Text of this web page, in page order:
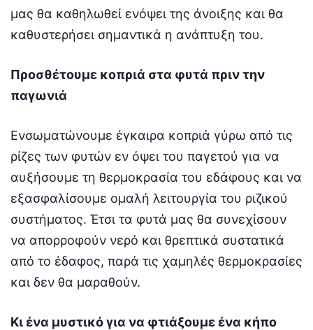
μας θα καθηλωθεί ενόψει της άνοιξης και θα
καθυστερήσει σημαντικά η ανάπτυξη του.
Προσθέτουμε κοπριά στα φυτά πριν την
παγωνιά
Ενσωματώνουμε έγκαιρα κοπριά γύρω από τις
ρίζες των φυτών εν όψει του παγετού για να
αυξήσουμε τη θερμοκρασία του εδάφους και να
εξασφαλίσουμε ομαλή λειτουργία του ριζικού
συστήματος. Έτσι τα φυτά μας θα συνεχίσουν
να απορροφούν νερό και θρεπτικά συστατικά
από το έδαφος, παρά τις χαμηλές θερμοκρασίες
και δεν θα μαραθούν.
Κι ένα μυστικό για να φτιάξουμε ένα κήπο